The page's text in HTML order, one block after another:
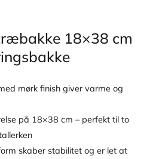
18×38 cm
mørk finish giver varme og
på 18×38 cm – perfekt til to
skaber stabilitet og er let at